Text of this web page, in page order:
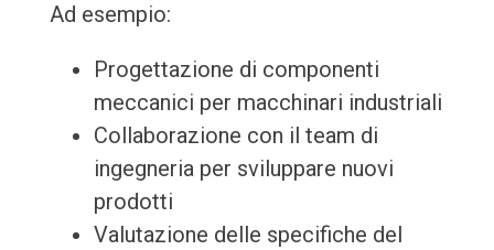
Ad esempio:
Progettazione di componenti
meccanici per macchinari industriali
Collaborazione con il team di
ingegneria per sviluppare nuovi
prodotti
Valutazione delle specifiche del